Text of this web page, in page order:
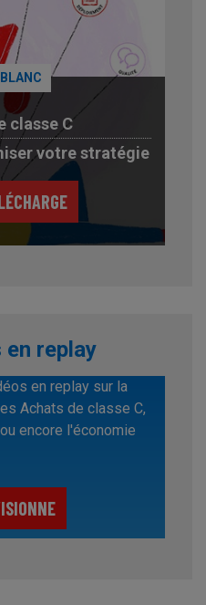
classe C
votre stratégie
en replay
en replay sur la
Achats de classe C,
encore l'économie